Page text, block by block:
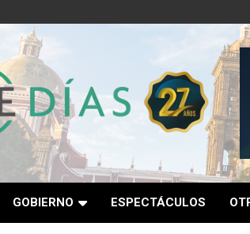
7 Días
GOBIERNO ESPECTÁCULOS